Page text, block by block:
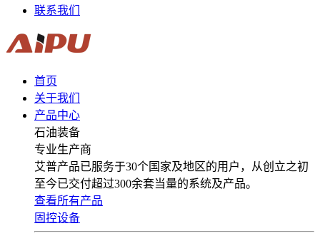
联系我们
首页
关于我们
产品中心
石油装备
专业生产商
艾普产品已服务于30个国家及地区的用户，从创立之初
至今已交付超过300余套当量的系统及产品。
查看所有产品
固控设备